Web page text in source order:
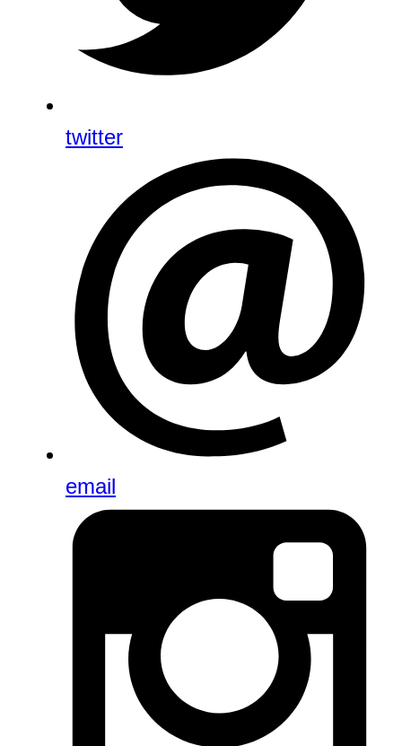
twitter
email